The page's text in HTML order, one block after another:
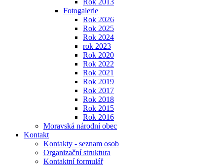
Rok 2013
Fotogalerie
Rok 2026
Rok 2025
Rok 2024
rok 2023
Rok 2020
Rok 2022
Rok 2021
Rok 2019
Rok 2017
Rok 2018
Rok 2015
Rok 2016
Moravská národní obec
Kontakt
Kontakty - seznam osob
Organizační struktura
Kontaktní formulář